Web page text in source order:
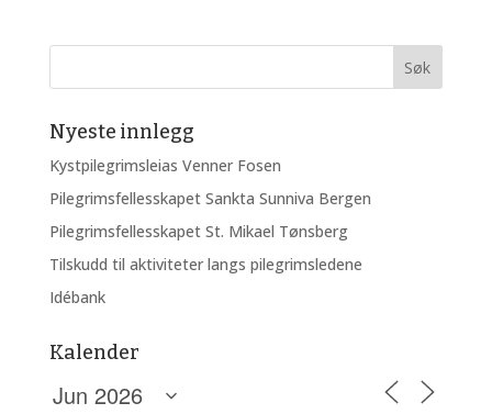
Nyeste innlegg
Kystpilegrimsleias Venner Fosen
Pilegrimsfellesskapet Sankta Sunniva Bergen
Pilegrimsfellesskapet St. Mikael Tønsberg
Tilskudd til aktiviteter langs pilegrimsledene
Idébank
Kalender